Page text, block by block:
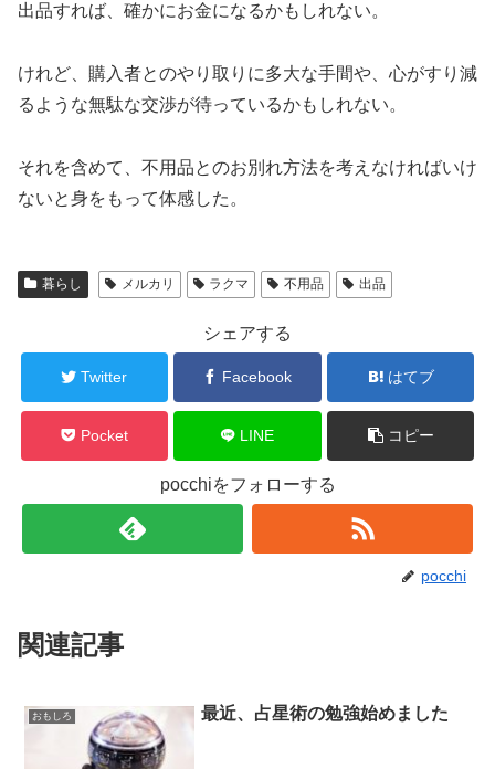
出品すれば、確かにお金になるかもしれない。
けれど、購入者とのやり取りに多大な手間や、心がすり減
るような無駄な交渉が待っているかもしれない。
それを含めて、不用品とのお別れ方法を考えなければいけ
ないと身をもって体感した。
暮らし メルカリ ラクマ 不用品 出品
シェアする
Twitter Facebook はてブ
Pocket LINE コピー
pocchiをフォローする
pocchi
関連記事
おもしろ 最近、占星術の勉強始めました